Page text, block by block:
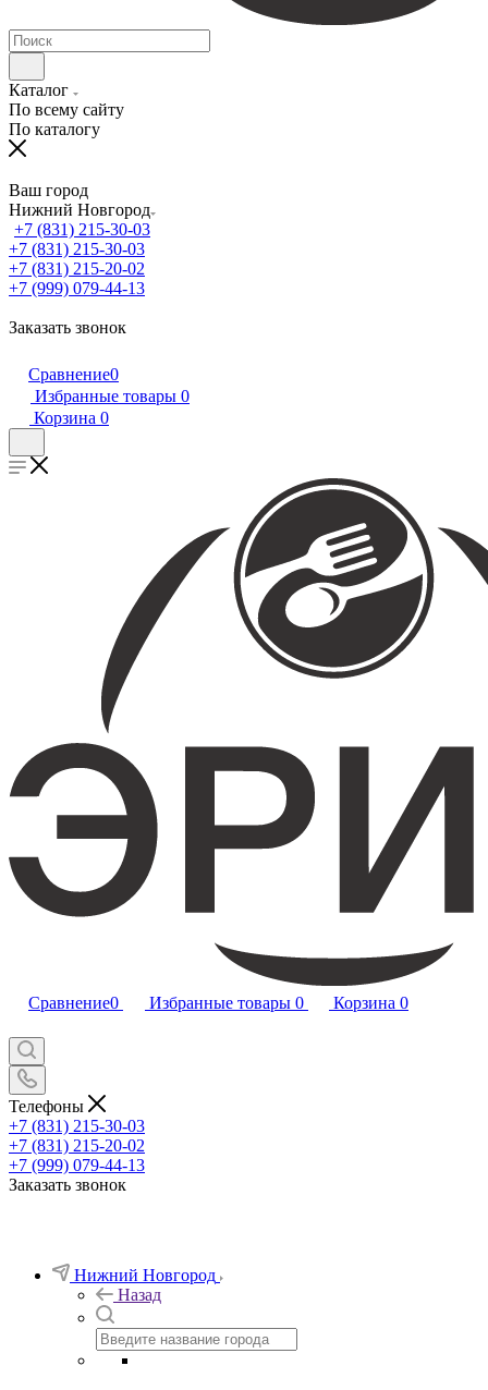
Каталог
По всему сайту
По каталогу
Ваш город
Нижний Новгород
+7 (831) 215-30-03
+7 (831) 215-30-03
+7 (831) 215-20-02
+7 (999) 079-44-13
Заказать звонок
Сравнение0
Избранные товары 0
Корзина 0
Сравнение0 Избранные товары 0 Корзина 0
Телефоны
+7 (831) 215-30-03
+7 (831) 215-20-02
+7 (999) 079-44-13
Заказать звонок
Нижний Новгород
Назад